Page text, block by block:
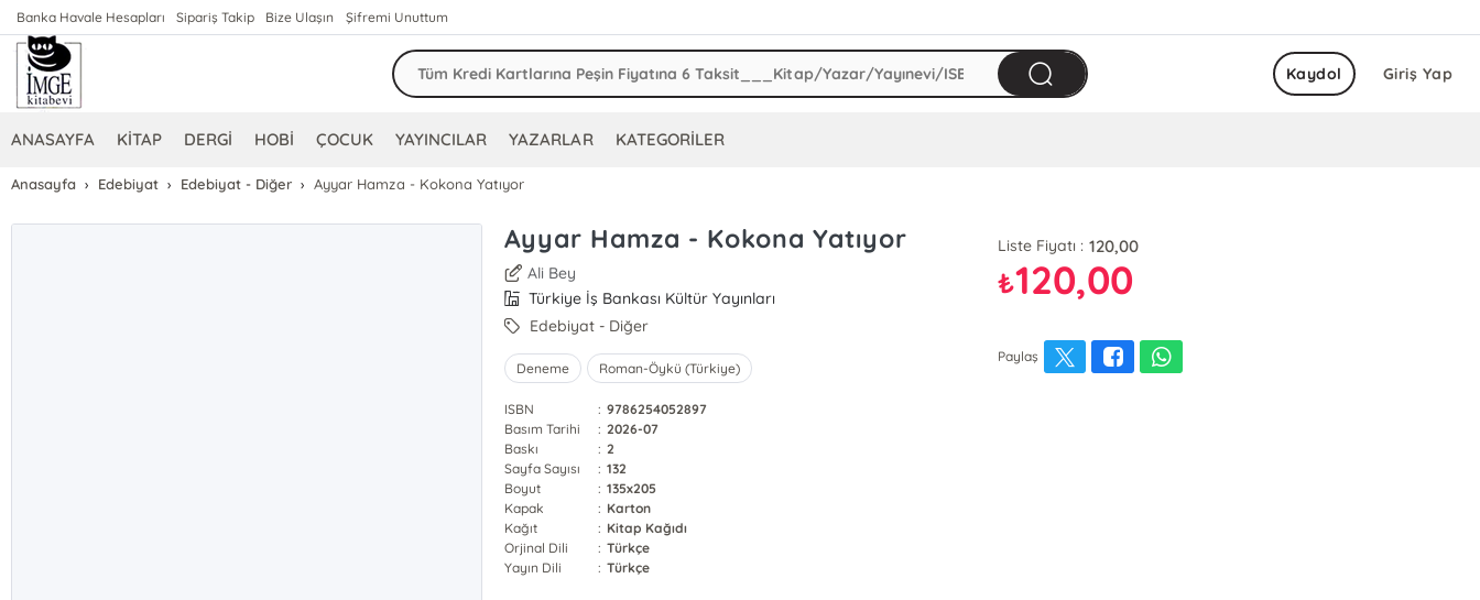
Banka Havale Hesapları Sipariş Takip Bize Ulaşın Şifremi Unuttum
Giriş Yap
Kaydol
ANASAYFA KİTAP DERGİ HOBİ ÇOCUK YAYINCILAR YAZARLAR KATEGORİLER
Anasayfa Edebiyat Edebiyat - Diğer Ayyar Hamza - Kokona Yatıyor
Ayyar Hamza - Kokona Yatıyor
Ali Bey
Türkiye İş Bankası Kültür Yayınları
Edebiyat - Diğer
Deneme Roman-Öykü (Türkiye)
ISBN : 9786254052897
Basım Tarihi
: 2026-07
Baskı
: 2
Sayfa Sayısı
: 132
Boyut
: 135x205
Kapak
: Karton
Kağıt
: Kitap Kağıdı
Orjinal Dili
: Türkçe
Yayın Dili
: Türkçe
Liste Fiyatı : 120,00
₺120,00
Paylaş